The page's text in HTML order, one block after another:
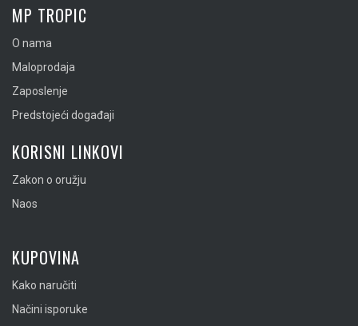
MP TROPIC
O nama
Maloprodaja
Zaposlenje
Predstojeći događaji
KORISNI LINKOVI
Zakon o oružju
Naos
KUPOVINA
Kako naručiti
Načini isporuke